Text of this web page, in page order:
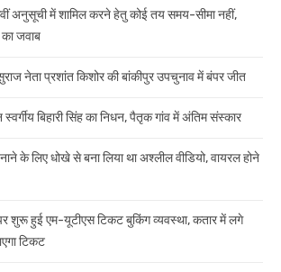
अनुसूची में शामिल करने हेतु कोई तय समय-सीमा नहीं,
जवाब
नेता प्रशांत किशोर की बांकीपुर उपचुनाव में बंपर जीत
बिहारी सिंह का निधन, पैतृक गांव में अंतिम संस्कार
के लिए धोखे से बना लिया था अश्लील वीडियो, वायरल होने
शुरू हुई एम-यूटीएस टिकट बुकिंग व्यवस्था, कतार में लगे
टिकट